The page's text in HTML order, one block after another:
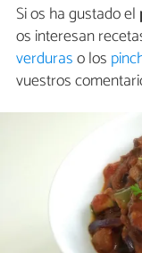
Si os ha gustado el
os interesan
verduraso los
vuestros